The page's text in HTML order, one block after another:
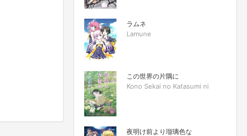
ラムネ
Lamune
この世界の片隅に
Kono Sekai no Katasumi ni
夜明け前より瑠璃色な